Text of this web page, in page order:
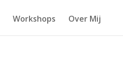
Workshops Over Mij